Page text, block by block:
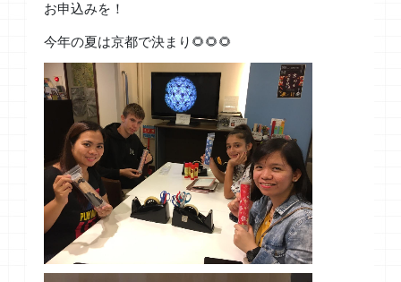
お申込みを！
今年の夏は京都で決まり🌻🌻🌻